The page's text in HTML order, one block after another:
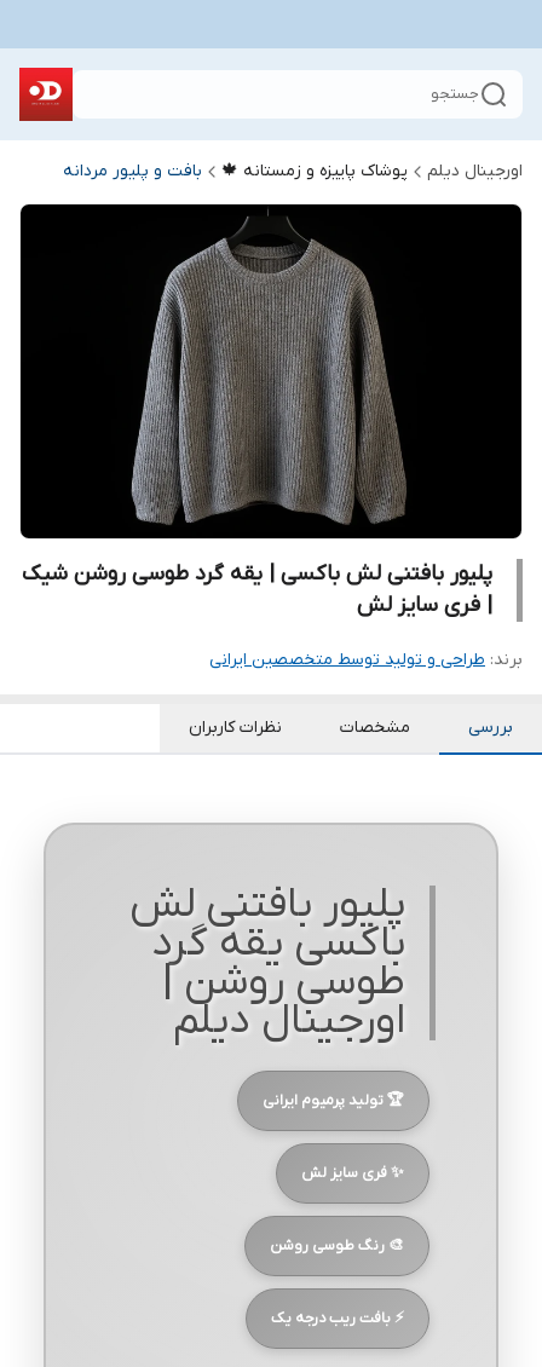
جستجو
اورجینال دیلم پوشاک پاییزه و زمستانه 🍁 بافت و پلیور مردانه
پلیور بافتنی لش باکسی | یقه گرد طوسی روشن شیک
| فری سایز لش
برند: طراحی و تولید توسط متخصصین ایرانی
بررسی مشخصات نظرات کاربران
پلیور بافتنی لش
باکسی یقه گرد
طوسی روشن |
اورجینال دیلم
🏆 تولید پرمیوم ایرانی
✨ فری سایز لش
🎨 رنگ طوسی روشن
⚡ بافت ریب درجه یک